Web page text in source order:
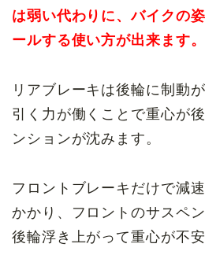
は弱い代わりに、バイクの
ールする使い方が出来ます。
リアブレーキは後輪に制動
引く力が働くことで重心が
ンションが沈みます。
フロントブレーキだけで減
かかり、フロントのサスペ
後輪浮き上がって重心が不